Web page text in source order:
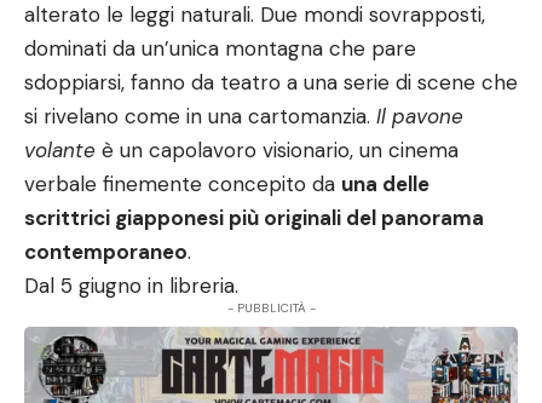
alterato le leggi naturali. Due mondi sovrapposti,
dominati da un’unica montagna che pare
sdoppiarsi, fanno da teatro a una serie di scene che
si rivelano come in una cartomanzia. Il pavone
volante è un capolavoro visionario, un cinema
verbale finemente concepito da una delle
scrittrici giapponesi più originali del panorama
contemporaneo.
Dal 5 giugno in libreria.
- PUBBLICITÀ -